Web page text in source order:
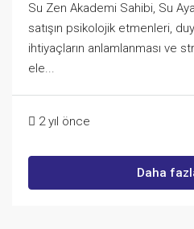
Su Zen Akademi Sahibi, Su
satışın psikolojik etmenleri,
ihtiyaçların anlamlanması ve
ele...
2 yıl önce
Daha